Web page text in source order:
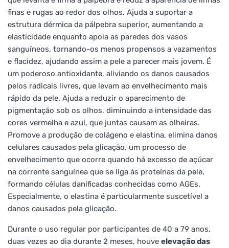
finas e rugas ao redor dos olhos. Ajuda a suportar a
estrutura dérmica da pálpebra superior, aumentando a
elasticidade enquanto apoia as paredes dos vasos
sanguíneos, tornando-os menos propensos a vazamentos
e flacidez, ajudando assim a pele a parecer mais jovem. É
um poderoso antioxidante, aliviando os danos causados
pelos radicais livres, que levam ao envelhecimento mais
rápido da pele. Ajuda a reduzir o aparecimento de
pigmentação sob os olhos, diminuindo a intensidade das
cores vermelha e azul, que juntas causam as olheiras.
Promove a produção de colágeno e elastina, elimina danos
celulares causados pela glicação, um processo de
envelhecimento que ocorre quando há excesso de açúcar
na corrente sanguínea que se liga às proteínas da pele,
formando células danificadas conhecidas como AGEs.
Especialmente, o elastina é particularmente suscetível a
danos causados pela glicação.
Durante o uso regular por participantes de 40 a 79 anos,
duas vezes ao dia durante 2 meses, houve elevação das